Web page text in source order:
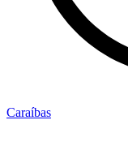
Caraíbas